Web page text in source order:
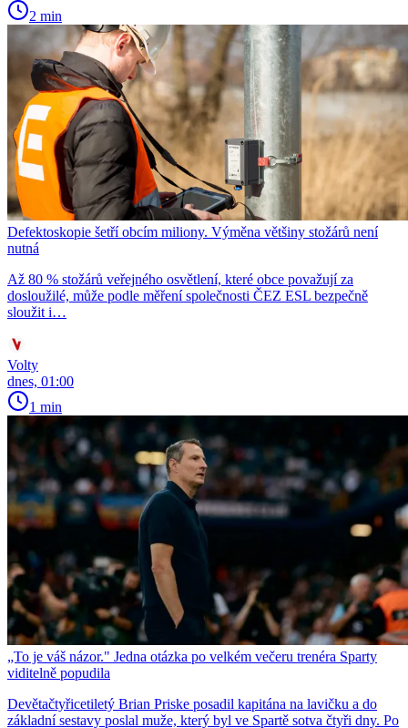
2 min
Defektoskopie šetří obcím miliony. Výměna většiny stožárů není
nutná
Až 80 % stožárů veřejného osvětlení, které obce považují za
dosloužilé, může podle měření společnosti ČEZ ESL bezpečně
sloužit i…
Volty
dnes, 01:00
1 min
„To je váš názor." Jedna otázka po velkém večeru trenéra Sparty
viditelně popudila
Devětačtyřicetiletý Brian Priske posadil kapitána na lavičku a do
základní sestavy poslal muže, který byl ve Spartě sotva čtyři dny. Po